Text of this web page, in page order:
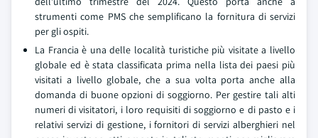
strumenti come PMS che semplificano la fornitura di servizi
per gli ospiti.
La Francia è una delle località turistiche più visitate a livello
globale ed è stata classificata prima nella lista dei paesi più
visitati a livello globale, che a sua volta porta anche alla
domanda di buone opzioni di soggiorno. Per gestire tali alti
numeri di visitatori, i loro requisiti di soggiorno e di pasto e i
relativi servizi di gestione, i fornitori di servizi alberghieri nel